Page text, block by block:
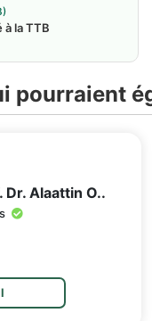
la TTB
pourraient
Dr. Alaattin O..